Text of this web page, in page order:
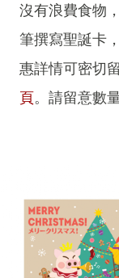
沒有浪費食物
筆撰寫聖誕卡
惠詳情可密切
頁。請留意數